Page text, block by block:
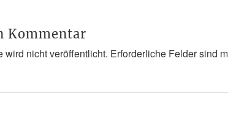
Kommentar
wird nicht veröffentlicht. Erforderliche Felder sind